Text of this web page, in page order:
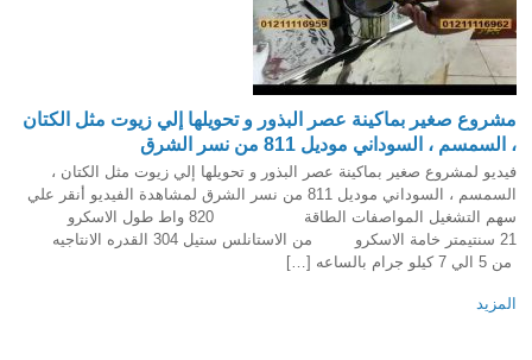
مشروع صغير بماكينة عصر البذور و تحويلها إلي زيوت مثل الكتان
، السمسم ، السوداني موديل 811 من نسر الشرق
فيديو لمشروع صغير بماكينة عصر البذور و تحويلها إلي زيوت مثل الكتان ،
السمسم ، السوداني موديل 811 من نسر الشرق لمشاهدة الفيديو أنقر علي
سهم التشغيل المواصفات الطاقة 820 واط طول الاسكرو
21 سنتيمتر خامة الاسكرو من الاستانلس ستيل 304 القدره الانتاجيه
من 5 الي 7 كيلو جرام بالساعه […]
المزيد